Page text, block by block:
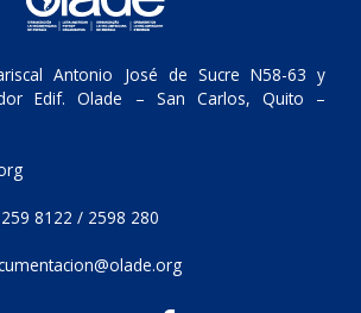
Antonio José de Sucre N58-63 y
Edif. Olade – San Carlos, Quito –
8122 / 2598 280